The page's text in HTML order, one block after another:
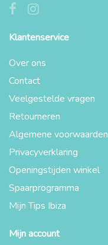
Klantenservice
Over ons
Contact
Veelgestelde vragen
Retourneren
Algemene voorwaarden
Privacyverklaring
Openingstijden winkel
Spaarprogramma
Mijn Tips Ibiza
Mijn account